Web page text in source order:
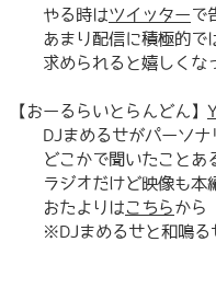
やる時はツイッター で
あまり配信に積極的では
求められると嬉しくなっ
【おーるらいとらんどん】
DJまめるせがパーソナリ
どこかで聞いたことある
ラジオだけど映像も本
おたよりは こちら から
※DJまめるせと和鳴るせ